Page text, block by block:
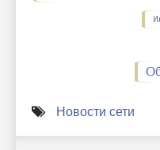
Новости сети